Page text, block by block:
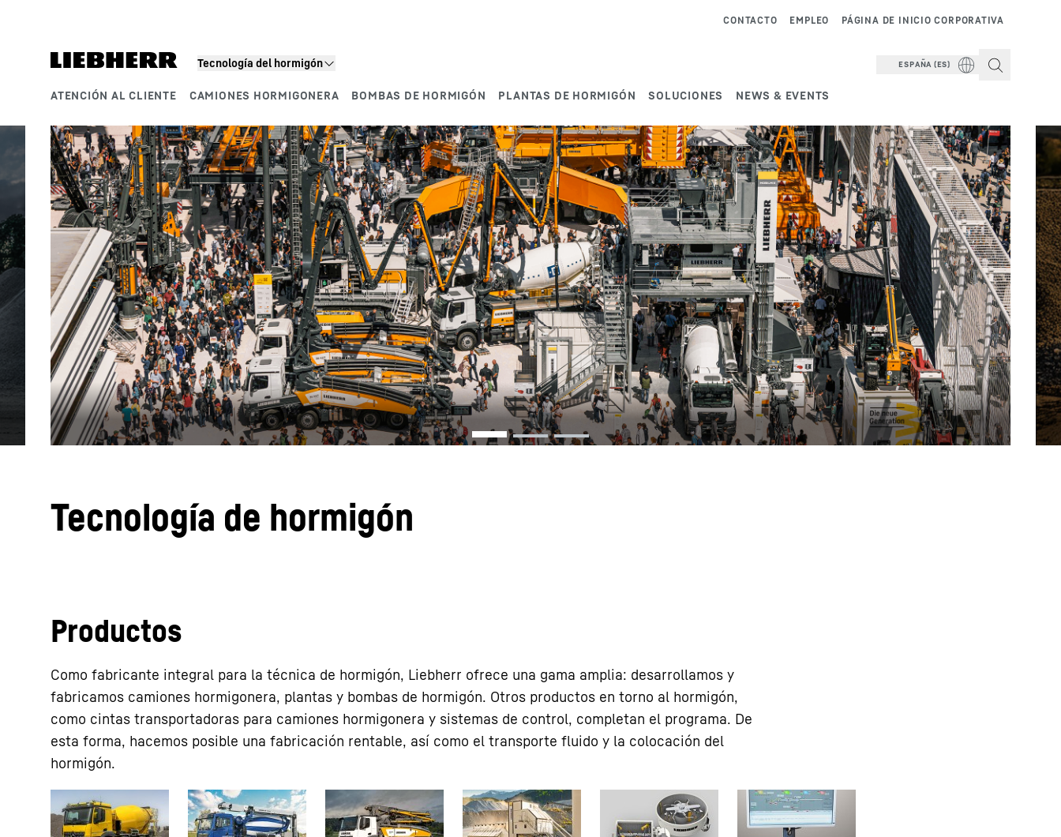
Tecnología del hormigón
ATENCIÓN AL CLIENTE CAMIONES HORMIGONERA BOMBAS DE HORMIGÓN PLANTAS DE HORMIGÓN SOLUCIONES NEWS & EVENTS
PÁGINA DE INICIO CORPORATIVA
EMPLEO
CONTACTO
ESPAÑA (ES)
Más información acerca de la sociedad Carreras en Liebherr
Tecnología de hormigón
Productos
Como fabricante integral para la técnica de hormigón, Liebherr ofrece una gama amplia: desarrollamos y
fabricamos camiones hormigonera, plantas y bombas de hormigón. Otros productos en torno al hormigón,
como cintas transportadoras para camiones hormigonera y sistemas de control, completan el programa. De
esta forma, hacemos posible una fabricación rentable, así como el transporte fluido y la colocación del
hormigón.